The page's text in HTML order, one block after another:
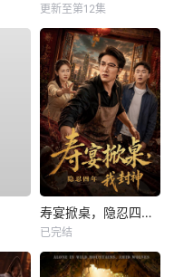
更新至第12集
寿宴掀桌，隐忍四年我封神
已完结